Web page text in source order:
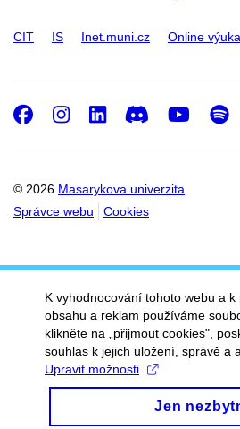
CIT IS Inet.muni.cz Online výuka
© 2026 Masarykova univerzita
Správce webu
Cookies
Facebook
Instagram
LinkedIn
Discord
K vyhodnocování tohoto webu a k
obsahu a reklam používáme
klikněte na „přijmout cookies",
souhlas k jejich uložení, správě a
Upravit možnosti
Jen